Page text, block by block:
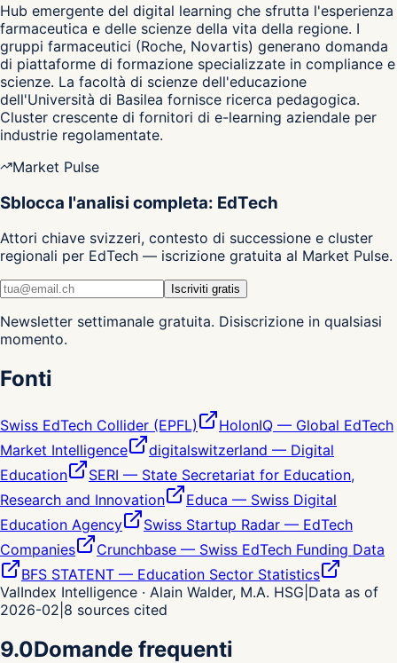
Hub emergente del digital learning che sfrutta l'esperienza
farmaceutica e delle scienze della vita della regione. I
gruppi farmaceutici (Roche, Novartis) generano domanda
di piattaforme di formazione specializzate in compliance e
scienze. La facoltà di scienze dell'educazione
dell'Università di Basilea fornisce ricerca pedagogica.
Cluster crescente di fornitori di e-learning aziendale per
industrie regolamentate.
Market Pulse
Sblocca l'analisi completa: EdTech
Attori chiave svizzeri, contesto di successione e cluster
regionali per EdTech — iscrizione gratuita al Market Pulse.
Iscriviti gratis
Newsletter settimanale gratuita. Disiscrizione in qualsiasi
momento.
Fonti
Swiss EdTech Collider (EPFL)
HolonIQ — Global EdTech
Market Intelligence
digitalswitzerland — Digital
Education
SERI — State Secretariat for Education,
Research and Innovation
Educa — Swiss Digital
Education Agency
Swiss Startup Radar — EdTech
Companies
Crunchbase — Swiss EdTech Funding Data
BFS STATENT — Education Sector Statistics
ValIndex Intelligence · Alain Walder, M.A. HSG Data as of
2026-02 8 sources cited
9.0Domande frequenti